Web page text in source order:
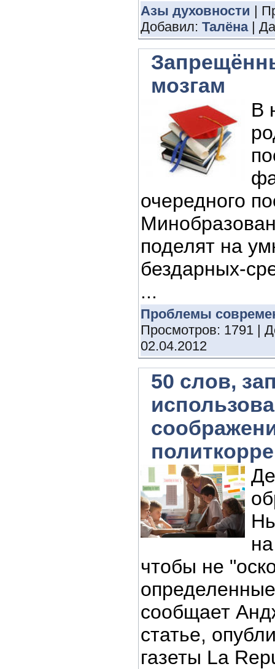
Азы духовности |
Добавил: Талёна|
мозгам
В
очередного
поделят на
бездарных-
...
Проблемы
Просмотров: 1791 |
02.04.2012
50 слов,
чтобы не
сообщает
статье,
газеты La